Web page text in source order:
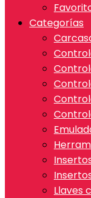
Categorías
Llaves